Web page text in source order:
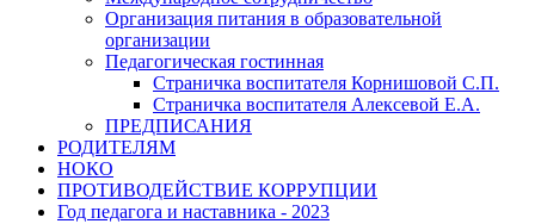
Организация питания в образовательной
организации
Педагогическая гостинная
Страничка воспитателя Корнишовой С.П.
Страничка воспитателя Алексевой Е.А.
ПРЕДПИСАНИЯ
РОДИТЕЛЯМ
НОКО
ПРОТИВОДЕЙСТВИЕ КОРРУПЦИИ
Год педагога и наставника - 2023